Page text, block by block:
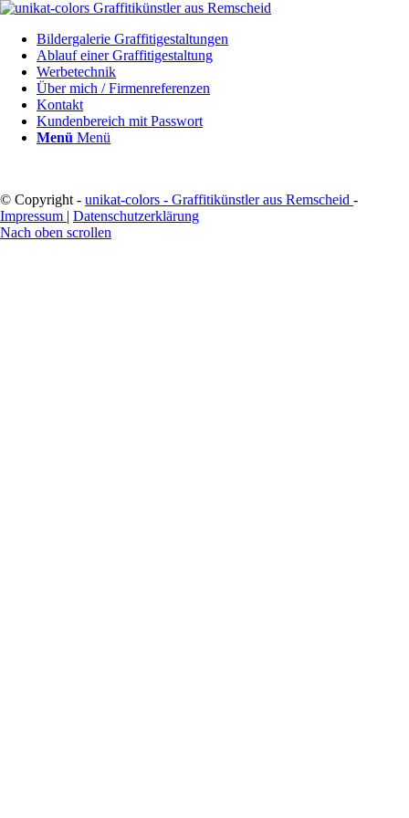
Bildergalerie Graffitigestaltungen
Ablauf einer Graffitigestaltung
Werbetechnik
Über mich / Firmenreferenzen
Kontakt
Kundenbereich mit Passwort
Menü Menü
© Copyright - unikat-colors - Graffitikünstler aus Remscheid -
Impressum | Datenschutzerklärung
Nach oben scrollen